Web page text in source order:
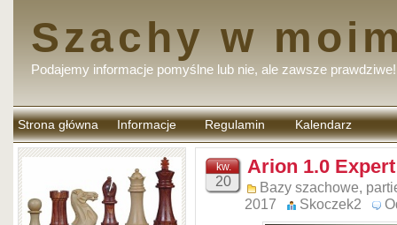
Szachy w
Podajemy informacje pomyślne lub nie, ale zawsze prawdziwe!
Strona główna Informacje Regulamin
komentarzy
Kalendarz
kw.
20
Arion 1.0 Expert
Bazy szachowe,
2017
Skoczek2